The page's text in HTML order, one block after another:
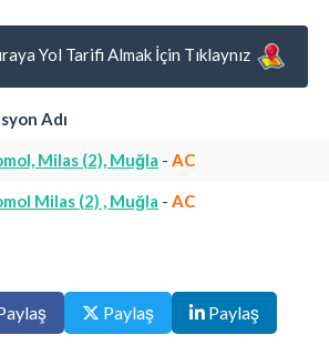
Yol Tarifi Almak İçin Tıklaynız
Adı
Milas (2), Muğla - AC
Milas (2) , Muğla - AC
Paylaş Paylaş